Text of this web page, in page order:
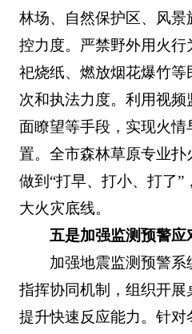
林场、自然保护区、风
控力度。严禁野外用火
祀烧纸、燃放烟花爆竹
次和执法力度。利用视
面瞭望等手段，实现火情
置。全市森林草原专业扑
做到“打早、打小、打了
大火灾底线。
五是加强监测预警应
加强地震监测预警
指挥协同机制，组织开展
提升快速反应能力。针